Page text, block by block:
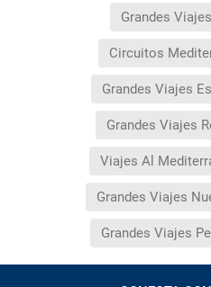
Grandes
Circuitos
Grandes Viajes
Grandes Viajes
Viajes Al
Grandes Viajes
Grandes Viajes